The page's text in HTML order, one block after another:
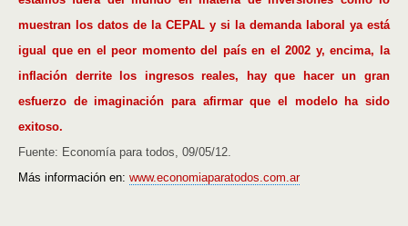
muestran los datos de la CEPAL y si la demanda laboral ya está
igual que en el peor momento del país en el 2002 y, encima, la
inflación derrite los ingresos reales, hay que hacer un gran
esfuerzo de imaginación para afirmar que el modelo ha sido
exitoso.
Fuente: Economía para todos, 09/05/12.
Más información en: www.economiaparatodos.com.ar